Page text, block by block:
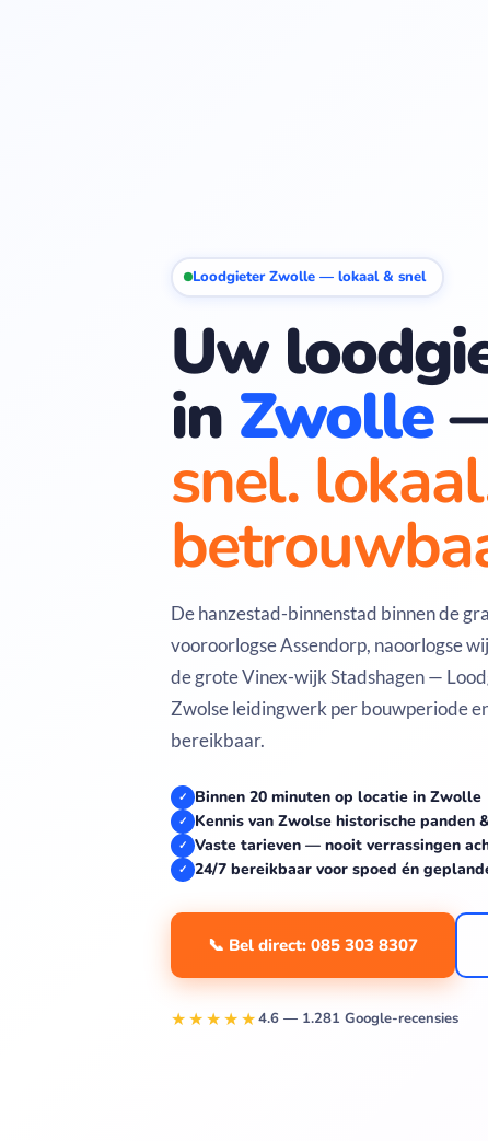
Loodgieter Zwolle — lokaal & snel
Uw
in Zwolle
snel.
De hanzestad-binnenstad binnen de
vooroorlogse Assendorp, naoorlogse
de grote Vinex-wijk Stadshagen —
Zwolse leidingwerk per bouwperiode
bereikbaar.
✓ Binnen 20 minuten op locatie in Zwolle
✓ Kennis van Zwolse historische panden
✓ Vaste tarieven — nooit verrassingen
✓ 24/7 bereikbaar voor spoed én
📞 Bel direct: 085 303 8307
★★★★★4.6 — 1.281 Google-recensies